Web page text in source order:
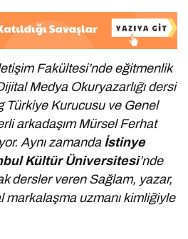
Fakültesi’nde eğitmenlik
Medya Okuryazarlığı dersi
Türkiye Kurucusu ve Genel
arkadaşım Mürsel Ferhat
Aynı zamanda İstinye
Kültür Üniversitesi’nde
dersler veren Sağlam, yazar,
markalaşma uzmanı kimliğiyle